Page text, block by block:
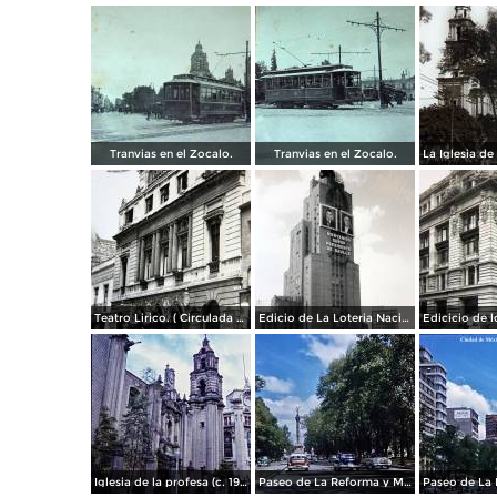
Tranvias en el Zocalo. Tranvias en el Zocalo.
Teatro Lirico. ( Circulada el 1 de Agosto de 1926 ). Edicio de La Loteria Nacional Ciudad de México Abril de 1964
Iglesia de la profesa (c. 1950) Paseo de La Reforma y Mto a La Independencia 1950 Paseo de La